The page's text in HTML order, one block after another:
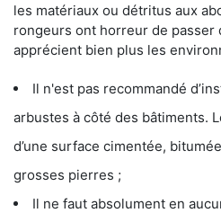
les matériaux ou détritus aux
rongeurs ont horreur de passer
apprécient bien plus les
Il n'est pas recommandé
arbustes à côté des bâtiments.
d’une surface cimentée,
grosses pierres ;
Il ne faut absolument en